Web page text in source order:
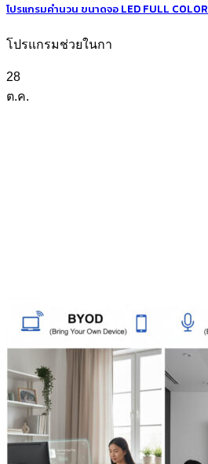
โปรแกรมคำนวน ขนาดจอ LED FULL COLOR
โปรแกรมช่วยในกา
28
ต.ค.